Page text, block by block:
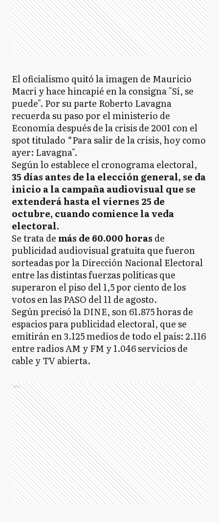
El oficialismo quitó la imagen de Mauricio
Macri y hace hincapié en la consigna "Sí, se
puede". Por su parte Roberto Lavagna
recuerda su paso por el ministerio de
Economía después de la crisis de 2001 con el
spot titulado “Para salir de la crisis, hoy como
ayer: Lavagna".
Según lo establece el cronograma electoral,
35 días antes de la elección general, se da
inicio a la campaña audiovisual que se
extenderá hasta el viernes 25 de
octubre, cuando comience la veda
electoral.
Se trata de más de 60.000 horas de
publicidad audiovisual gratuita que fueron
sorteadas por la Dirección Nacional Electoral
entre las distintas fuerzas políticas que
superaron el piso del 1,5 por ciento de los
votos en las PASO del 11 de agosto.
Según precisó la DINE, son 61.875 horas de
espacios para publicidad electoral, que se
emitirán en 3.125 medios de todo el país: 2.116
entre radios AM y FM y 1.046 servicios de
cable y TV abierta.
Ads